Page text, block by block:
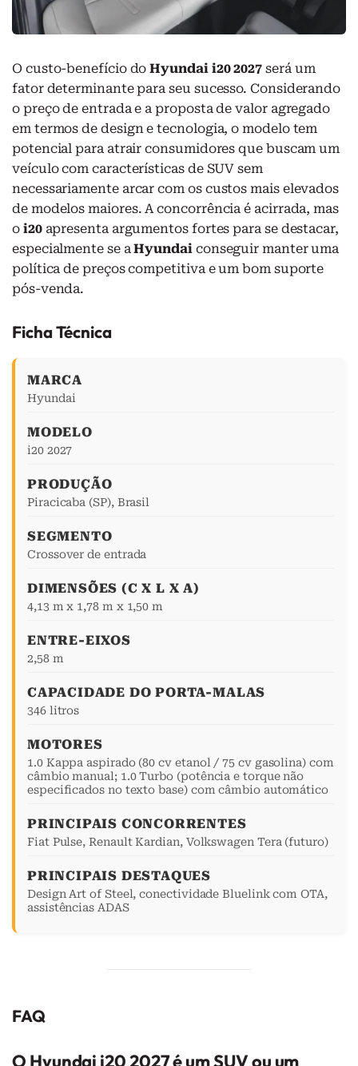
O custo-benefício doHyundai i20 2027 será um
fator determinante para seu sucesso. Considerando
o preço de entrada e a proposta de valor agregado
em termos de design e tecnologia, o modelo tem
potencial para atrair consumidores que buscam um
veículo com características de SUV sem
necessariamente arcar com os custos mais elevados
de modelos maiores. A concorrência é acirrada, mas
o i20apresenta argumentos fortes para se destacar,
especialmente se aHyundaiconseguir manter uma
política de preços competitiva e um bom suporte
pós-venda.
Ficha Técnica
MARCA
Hyundai
MODELO
i20 2027
PRODUÇÃO
Piracicaba (SP), Brasil
SEGMENTO
Crossover de entrada
DIMENSÕES (C X L X A)
4,13 m x 1,78 m x 1,50 m
ENTRE-EIXOS
2,58 m
CAPACIDADE DO PORTA-MALAS
346 litros
MOTORES
1.0 Kappa aspirado (80 cv etanol / 75 cv gasolina) com
câmbio manual; 1.0 Turbo (potência e torque não
especificados no texto base) com câmbio automático
PRINCIPAIS CONCORRENTES
Fiat Pulse, Renault Kardian, Volkswagen Tera (futuro)
PRINCIPAIS DESTAQUES
Design Art of Steel, conectividade Bluelink com OTA,
assistências ADAS
FAQ
O Hyundai i20 2027 é um SUV ou um